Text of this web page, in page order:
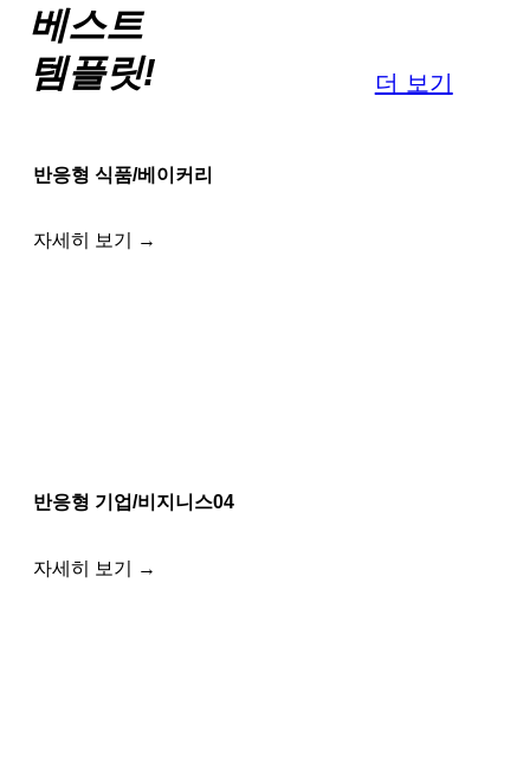
베스트
템플릿!
더 보기
반응형 식품/베이커리
자세히 보기 →
반응형 기업/비지니스04
자세히 보기 →